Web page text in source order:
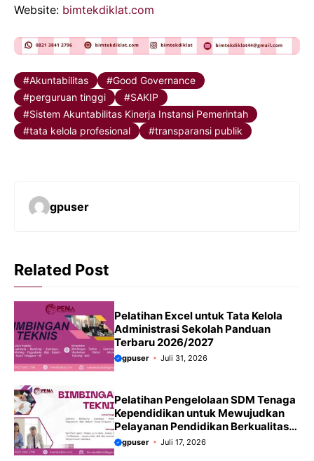
Website: bimtekdiklat.com
Akuntabilitas
Good Governance
perguruan tinggi
SAKIP
Sistem Akuntabilitas Kinerja Instansi Pemerintah
tata kelola profesional
transparansi publik
gpuser
Related Post
Pelatihan Excel untuk Tata Kelola
Administrasi Sekolah Panduan
Terbaru 2026/2027
gpuser Juli 31, 2026
Pelatihan Pengelolaan SDM Tenaga
Kependidikan untuk Mewujudkan
Pelayanan Pendidikan Berkualitas
Terbaru 2026-2027
gpuser Juli 17, 2026